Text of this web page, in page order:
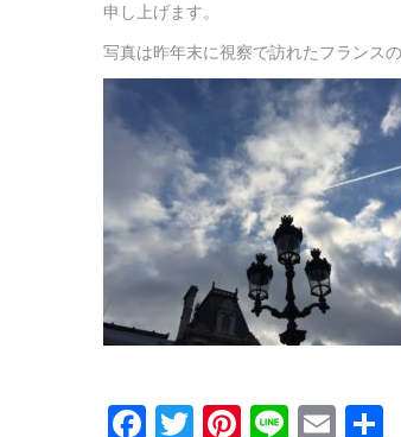
申し上げます。
写真は昨年末に視察で訪れたフランス
Facebook
Twitter
Pinterest
Line